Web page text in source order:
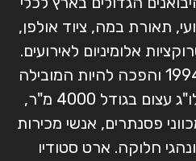
תאורת במה, ציוד אולפן,
אלומיניום לאירועים.
החברה עובדת משנת 1994 והפכה להיות המובילה
בתחומה. ברשותנו מרלו"ג עצום בגודל 4000 מ"ר,
פסנתרים, אנשי מכירות
חלוקה. ארט סטודיו